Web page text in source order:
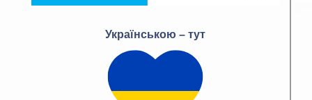
Українською – тут